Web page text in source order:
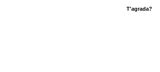
T'agrada?